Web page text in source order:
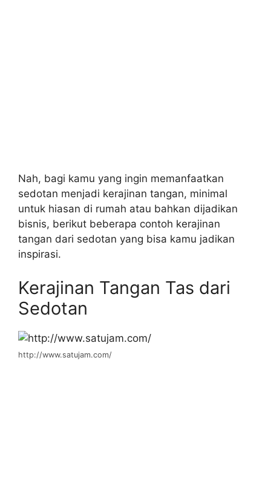
Nah, bagi kamu yang ingin memanfaatkan
sedotan menjadi kerajinan tangan, minimal
untuk hiasan di rumah atau bahkan dijadikan
bisnis, berikut beberapa contoh kerajinan
tangan dari sedotan yang bisa kamu jadikan
inspirasi.
Kerajinan Tangan Tas dari
Sedotan
http://www.satujam.com/